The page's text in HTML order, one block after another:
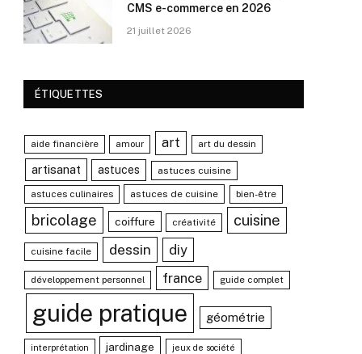
CMS e-commerce en 2026
21 juillet 2026
ÉTIQUETTES
aide financière amour art art du dessin
artisanat astuces astuces cuisine
astuces culinaires astuces de cuisine bien-être
bricolage coiffure créativité cuisine
cuisine facile dessin diy
développement personnel france guide complet
guide pratique géométrie
interprétation jardinage jeux de société